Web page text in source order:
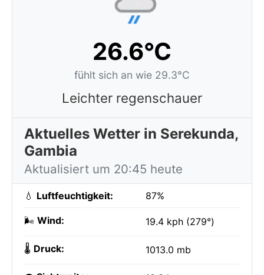
26.6°C
fühlt sich an wie 29.3°C
Leichter regenschauer
Aktuelles Wetter in Serekunda,
Gambia
Aktualisiert um 20:45 heute
💧 Luftfeuchtigkeit: 87%
🌬️ Wind: 19.4 kph (279°)
🌡️ Druck: 1013.0 mb